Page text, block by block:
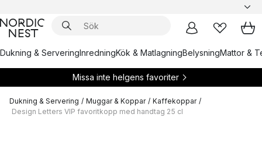
Dukning & ServeringInredningKök & MatlagningBelysningMattor &
Missa inte helgens favoriter
Dukning & Servering / Muggar & Koppar / Kaffekoppar /
Design Letters VIP favoritkopp med handtag 25 cl